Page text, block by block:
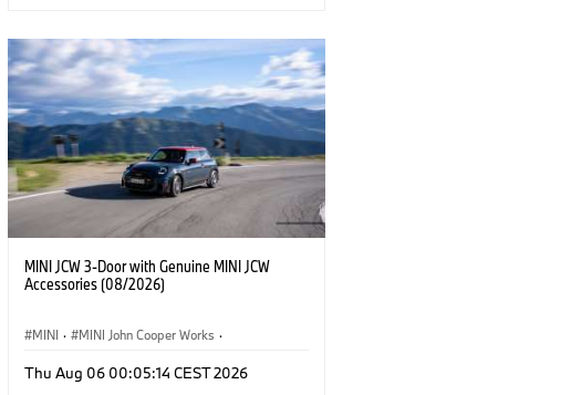
MINI JCW 3-Door with Genuine MINI JCW
Accessories (08/2026)
MINI · MINI John Cooper Works ·
Optional Extras, Accessories
Thu Aug 06 00:05:14 CEST 2026